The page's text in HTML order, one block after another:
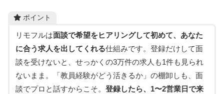
ポイント
リモフルは面談で希望をヒアリングして初めて、あなた
に合う求人を出してくれる仕組みです。登録だけして面
談を受けないと、せっかくの3万件の求人も1件も見られ
ないまま。「教員経験がどう活きるか」の棚卸しも、面
談でプロと話すからこそ。 登録したら、1〜2営業日で来